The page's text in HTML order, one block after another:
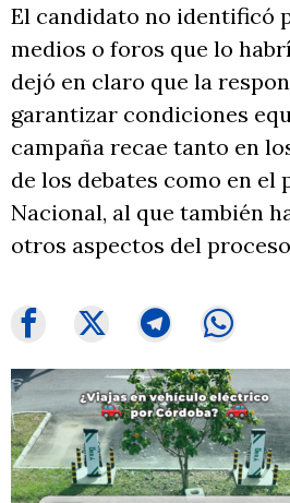
El candidato no identificó
medios o foros que lo
dejó en claro que la
garantizar condiciones
campaña recae tanto en
de los debates como en el
Nacional, al que también
otros aspectos del